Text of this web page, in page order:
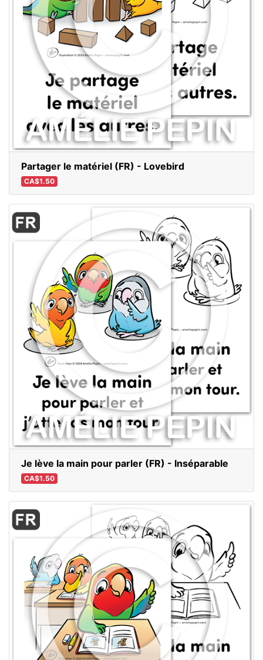
Partager le matériel (FR) - Lovebird
CA$1.50
Je lève la main pour parler (FR) - Inséparable
CA$1.50